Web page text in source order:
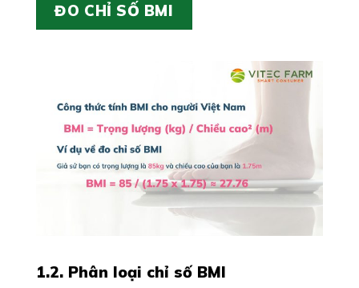
ĐO CHỈ SỐ BMI
1.2. Phân loại chỉ số BMI